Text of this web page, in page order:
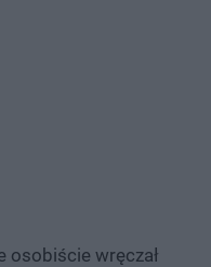
osobiście wręczał